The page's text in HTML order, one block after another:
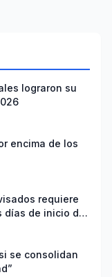
lograron su
encima de los
requiere
días de inicio del
se consolidan